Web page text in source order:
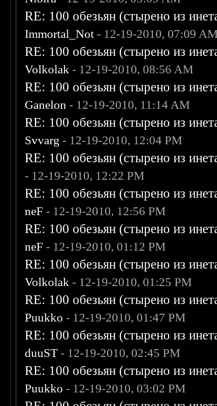
RE: 100 обезьян (стырено из
Immortal_Not - 12-19-2010, 07:09
RE: 100 обезьян (стырено из
Volkolak - 12-19-2010, 08:56 AM
RE: 100 обезьян (стырено из
Ganelon - 12-19-2010, 11:14 AM
RE: 100 обезьян (стырено из
Svvarg - 12-19-2010, 12:04 PM
RE: 100 обезьян (стырено из
- 12-19-2010, 12:22 PM
RE: 100 обезьян (стырено из
neF - 12-19-2010, 12:56 PM
RE: 100 обезьян (стырено из
neF - 12-19-2010, 01:12 PM
RE: 100 обезьян (стырено из
Volkolak - 12-19-2010, 01:25 PM
RE: 100 обезьян (стырено из
Puukko - 12-19-2010, 01:47 PM
RE: 100 обезьян (стырено из
duuST - 12-19-2010, 02:45 PM
RE: 100 обезьян (стырено из
Puukko - 12-19-2010, 03:02 PM